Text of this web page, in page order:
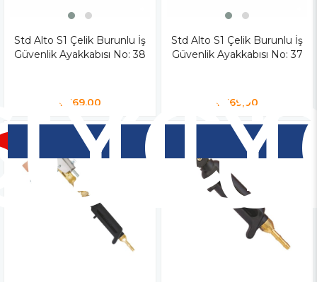
Std Alto S1 Çelik Burunlu İş
Güvenlik Ayakkabısı No: 38
₺569,00
Std Alto S1 Çelik Burunlu İş
Güvenlik Ayakkabısı No: 37
₺569,00